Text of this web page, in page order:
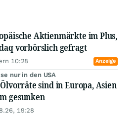
Aktienmärkte im Plus,
vorbörslich gefragt
10:28 Anzeige
nur in den USA
sind in Europa, Asien
gesunken
19:28